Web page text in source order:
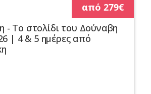
από 279€
- Το στολίδι του Δούναβη
| 4 & 5 ημέρες από